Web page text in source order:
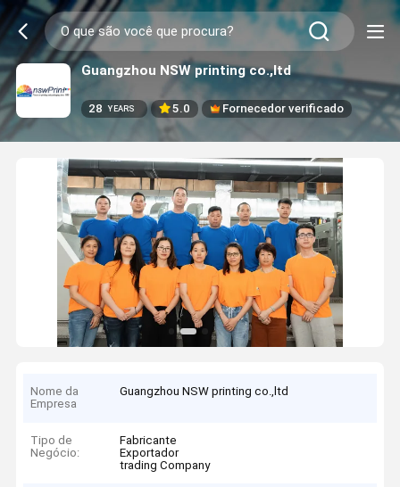
Guangzhou NSW printing co.,ltd
28 YEARS 5.0 Fornecedor verificado
Nome da
Empresa
Guangzhou NSW printing co.,ltd
Tipo de
Negócio:
Fabricante
Exportador
trading Company